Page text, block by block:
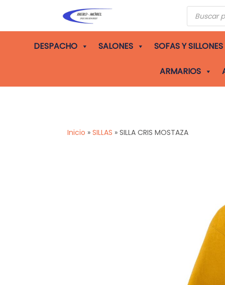
Búsqueda
de
DESPACHO SALONES SOFAS Y SILLONES
ARMARIOS
Inicio »SILLAS »SILLA CRIS MOSTAZA